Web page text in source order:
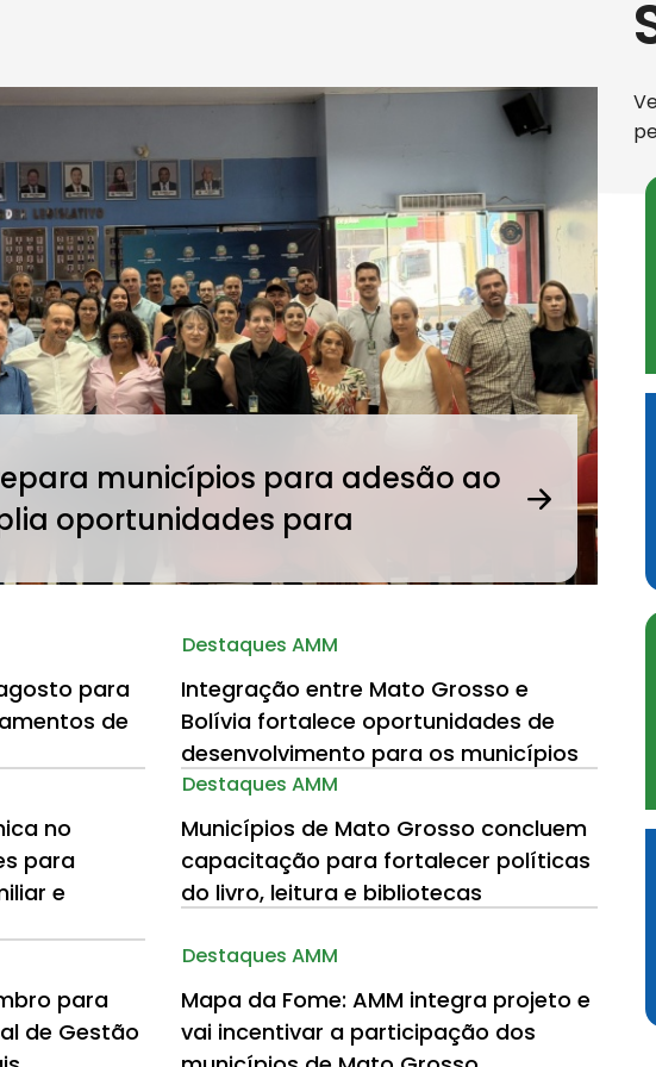
municípios para adesão ao
oportunidades para
Próxima
para
de
Destaques AMM
Integração entre Mato Grosso e
Bolívia fortalece oportunidades de
desenvolvimento para os municípios
no
para
e
Destaques AMM
Municípios de Mato Grosso concluem
capacitação para fortalecer políticas
do livro, leitura e bibliotecas
para
de Gestão
Destaques AMM
Mapa da Fome: AMM integra projeto e
vai incentivar a participação dos